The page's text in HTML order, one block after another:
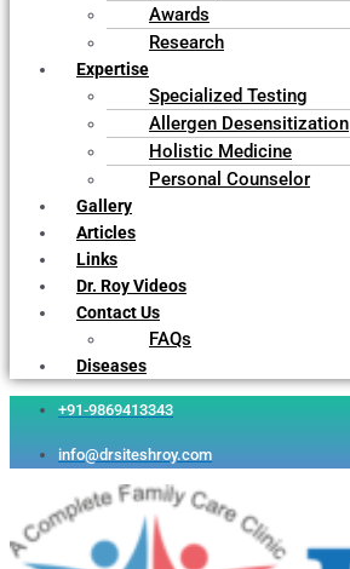
Awards
Research
Expertise
Specialized Testing
Allergen Desensitization
Holistic Medicine
Personal Counselor
Gallery
Articles
Links
Dr. Roy Videos
Contact Us
FAQs
Diseases
+91-9869413343
info@drsiteshroy.com